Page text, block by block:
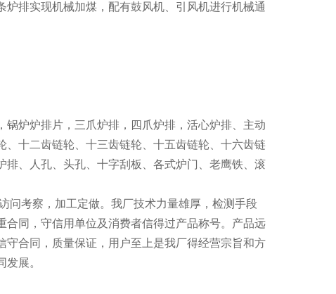
排实现机械加煤，配有鼓风机、引风机进行机械通
炉炉排片，三爪炉排，四爪炉排，活心炉排、主动
十二齿链轮、十三齿链轮、十五齿链轮、十六齿链
、人孔、头孔、十字刮板、各式炉门、老鹰铁、滚
考察，加工定做。我厂技术力量雄厚，检测手段
同，守信用单位及消费者信得过产品称号。产品远
合同，质量保证，用户至上是我厂得经营宗旨和方
展。